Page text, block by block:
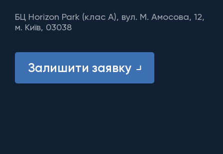
БЦ Horizon Park (клас A), вул. М. Амосова, 12,
м. Київ, 03038
Залишити заявку